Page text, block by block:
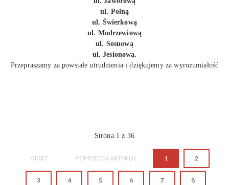
ul. Polną
ul. Świerkową
ul. Modrzewiową
ul. Sosnową
ul. Jesionową.
Przepraszamy za powstałe utrudnienia i dziękujemy za wyrozumiałość
Strona 1 z 36
START POPRZEDNI ARTYKUŁ 1 2
3 4 5 6 7 8